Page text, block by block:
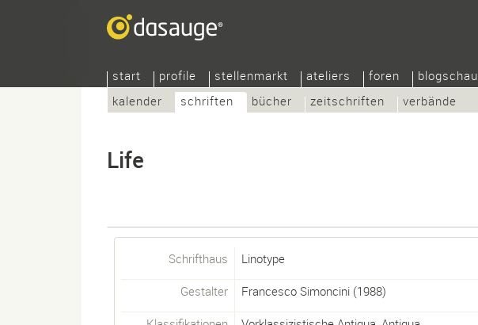
start profile stellenmarkt ateliers foren blogschau
kalender
schriften bücher zeitschriften verbände
Life
Schrifthaus Linotype
Gestalter Francesco Simoncini(1988)